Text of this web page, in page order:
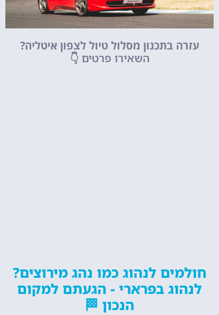
עזרה בתכנון מסלול טיול לצפון איטליה?
השאירו פרטים 👇
חולמים לנהוג כמו נהג מירוצים?
לנהוג בפרארי - הגעתם למקום
הנכון 🏁